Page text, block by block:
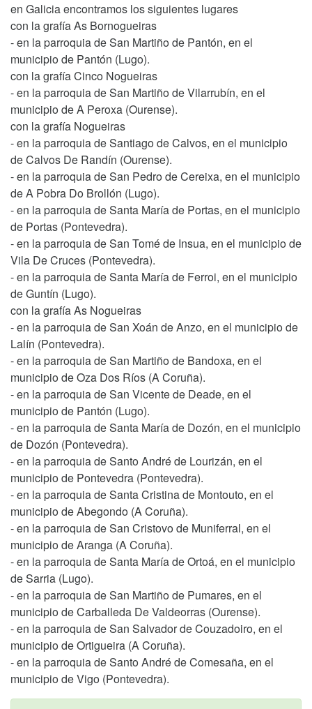
en Galicia encontramos los siguientes lugares
con la grafía As Bornogueiras
- en la parroquia de San Martiño de Pantón, en el
municipio de Pantón (Lugo).
con la grafía Cinco Nogueiras
- en la parroquia de San Martiño de Vilarrubín, en el
municipio de A Peroxa (Ourense).
con la grafía Nogueiras
- en la parroquia de Santiago de Calvos, en el municipio
de Calvos De Randín (Ourense).
- en la parroquia de San Pedro de Cereixa, en el municipio
de A Pobra Do Brollón (Lugo).
- en la parroquia de Santa María de Portas, en el municipio
de Portas (Pontevedra).
- en la parroquia de San Tomé de Insua, en el municipio de
Vila De Cruces (Pontevedra).
- en la parroquia de Santa María de Ferroi, en el municipio
de Guntín (Lugo).
con la grafía As Nogueiras
- en la parroquia de San Xoán de Anzo, en el municipio de
Lalín (Pontevedra).
- en la parroquia de San Martiño de Bandoxa, en el
municipio de Oza Dos Ríos (A Coruña).
- en la parroquia de San Vicente de Deade, en el
municipio de Pantón (Lugo).
- en la parroquia de Santa María de Dozón, en el municipio
de Dozón (Pontevedra).
- en la parroquia de Santo André de Lourizán, en el
municipio de Pontevedra (Pontevedra).
- en la parroquia de Santa Cristina de Montouto, en el
municipio de Abegondo (A Coruña).
- en la parroquia de San Cristovo de Muniferral, en el
municipio de Aranga (A Coruña).
- en la parroquia de Santa María de Ortoá, en el municipio
de Sarria (Lugo).
- en la parroquia de San Martiño de Pumares, en el
municipio de Carballeda De Valdeorras (Ourense).
- en la parroquia de San Salvador de Couzadoiro, en el
municipio de Ortigueira (A Coruña).
- en la parroquia de Santo André de Comesaña, en el
municipio de Vigo (Pontevedra).